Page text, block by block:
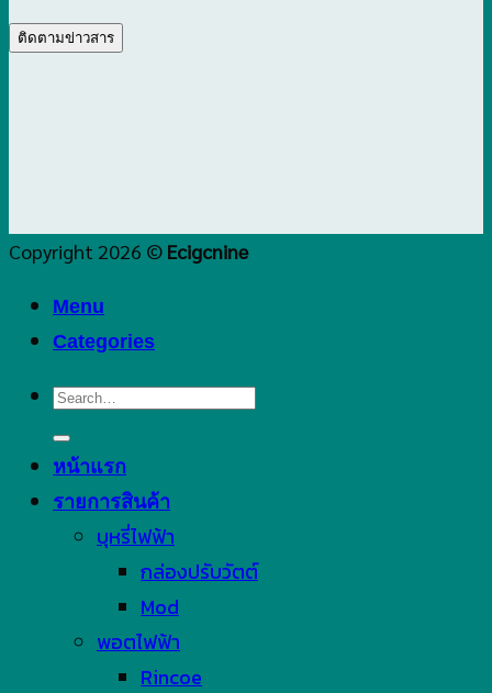
Copyright 2026 © Ecigcnine
Menu
Categories
Search
for:
หน้าแรก
รายการสินค้า
บุหรี่ไฟฟ้า
กล่องปรับวัตต์
Mod
พอตไฟฟ้า
Rincoe